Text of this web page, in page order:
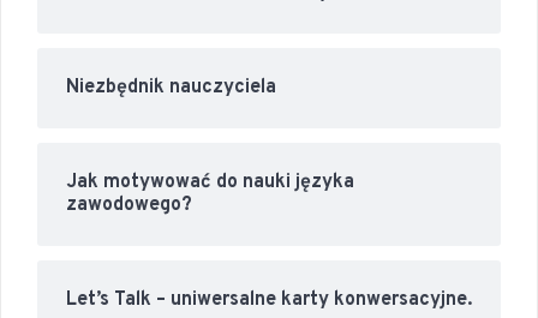
Niezbędnik nauczyciela
Jak motywować do nauki języka
zawodowego?
Let’s Talk – uniwersalne karty konwersacyjne.